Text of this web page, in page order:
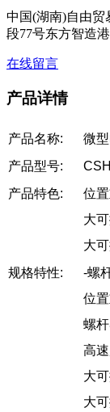
中国(湖南)自由贸
段77号东方智造
在线留言
产品详情
产品名称:
微
产品型号:
产品特色:
位
大
大
规格特性:
-螺
位
螺
高
大
大